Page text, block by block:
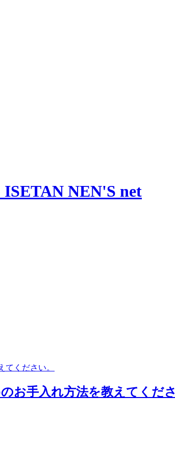
NEN'S net
ください。
お手入れ方法を教えてくだ